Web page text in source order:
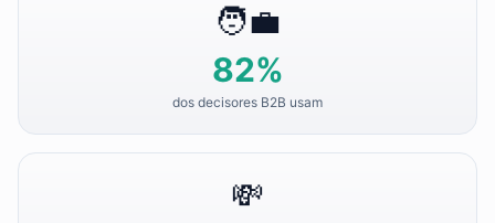
🧑‍💼
82%
dos decisores B2B usam
💸